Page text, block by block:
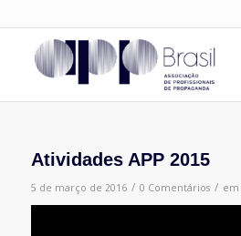
Atividades APP 2015
5 de março de 2016 / 0 Comentários / em